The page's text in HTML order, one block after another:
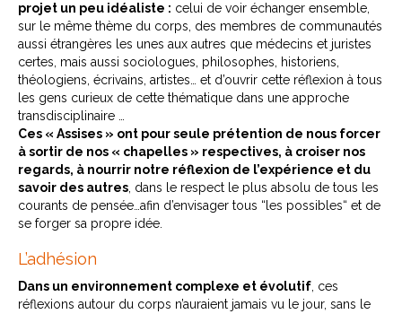
projet un peu idéaliste : celui de voir échanger ensemble,
sur le même thème du corps, des membres de communautés
aussi étrangères les unes aux autres que médecins et juristes
certes, mais aussi sociologues, philosophes, historiens,
théologiens, écrivains, artistes… et d’ouvrir cette réflexion à tous
les gens curieux de cette thématique dans une approche
transdisciplinaire …
Ces « Assises » ont pour seule prétention de nous forcer
à sortir de nos « chapelles » respectives, à croiser nos
regards, à nourrir notre réflexion de l’expérience et du
savoir des autres , dans le respect le plus absolu de tous les
courants de pensée…afin d’envisager tous “les possibles“ et de
se forger sa propre idée.
L’adhésion
Dans un environnement complexe et évolutif , ces
réflexions autour du corps n’auraient jamais vu le jour, sans le